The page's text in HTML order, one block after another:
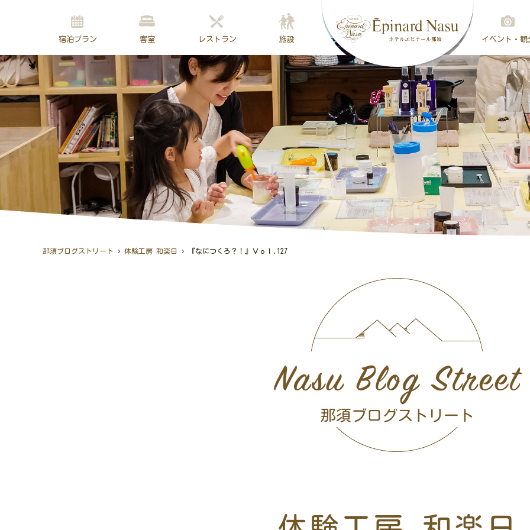
宿泊プラン 客室 レストラン 施設 イベント・観
那須ブログストリート › 体験工房 和楽日 › 『なにつくろ？！』Ｖｏｌ.127
Nasu Blog Street
那須ブログストリート